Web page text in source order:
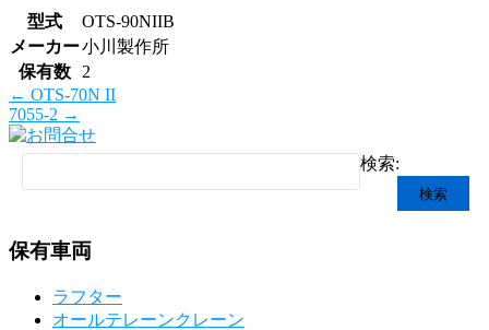
型式
OTS-90NIIB
メーカー小川製作所
保有数
2
← OTS-70N II
7055-2 →
検索:
保有車両
ラフター
オールテレーンクレーン